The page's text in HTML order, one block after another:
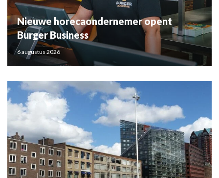
Nieuwe horecaondernemer opent
Burger Business
6 augustus 2026